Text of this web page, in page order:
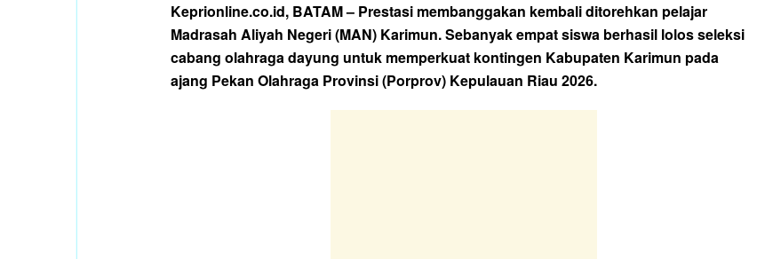
Keprionline.co.id, BATAM – Prestasi membanggakan kembali ditorehkan pelajar
Madrasah Aliyah Negeri (MAN) Karimun. Sebanyak empat siswa berhasil lolos seleksi
cabang olahraga dayung untuk memperkuat kontingen Kabupaten Karimun pada
ajang Pekan Olahraga Provinsi (Porprov) Kepulauan Riau 2026.